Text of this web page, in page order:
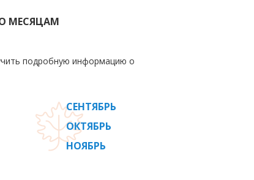
МЕСЯЦАМ
подробную информацию о
СЕНТЯБРЬ
ОКТЯБРЬ
НОЯБРЬ